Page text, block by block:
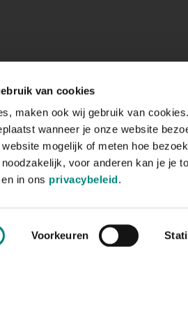
van cookies
maken ook wij gebruik van
wanneer je onze website
mogelijk of meten hoe
voor anderen kan je je
in ons privacybeleid.
Voorkeuren